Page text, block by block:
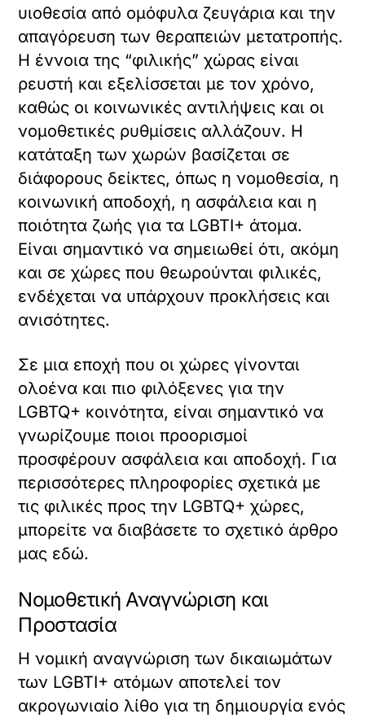
υιοθεσία από ομόφυλα ζευγάρια και την
απαγόρευση των θεραπειών μετατροπής.
Η έννοια της “φιλικής” χώρας είναι
ρευστή και εξελίσσεται με τον χρόνο,
καθώς οι κοινωνικές αντιλήψεις και οι
νομοθετικές ρυθμίσεις αλλάζουν. Η
κατάταξη των χωρών βασίζεται σε
διάφορους δείκτες, όπως η νομοθεσία, η
κοινωνική αποδοχή, η ασφάλεια και η
ποιότητα ζωής για τα LGBTI+ άτομα.
Είναι σημαντικό να σημειωθεί ότι, ακόμη
και σε χώρες που θεωρούνται φιλικές,
ενδέχεται να υπάρχουν προκλήσεις και
ανισότητες.
Σε μια εποχή που οι χώρες γίνονται
ολοένα και πιο φιλόξενες για την
LGBTQ+ κοινότητα, είναι σημαντικό να
γνωρίζουμε ποιοι προορισμοί
προσφέρουν ασφάλεια και αποδοχή. Για
περισσότερες πληροφορίες σχετικά με
τις φιλικές προς την LGBTQ+ χώρες,
μπορείτε να διαβάσετε το σχετικό άρθρο
μας εδώ.
Νομοθετική Αναγνώριση και
Προστασία
Η νομική αναγνώριση των δικαιωμάτων
των LGBTI+ ατόμων αποτελεί τον
ακρογωνιαίο λίθο για τη δημιουργία ενός